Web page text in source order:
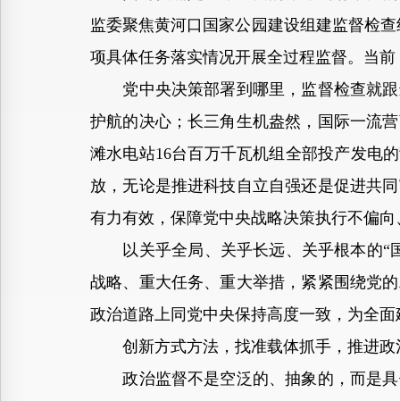
监委聚焦黄河口国家公园建设组建监督检
项具体任务落实情况开展全过程监督。当
党中央决策部署到哪里，监督检查就跟
护航的决心；长三角生机盎然，国际一流
滩水电站16台百万千瓦机组全部投产发电
放，无论是推进科技自立自强还是促进共
有力有效，保障党中央战略决策执行不偏
以关乎全局、关乎长远、关乎根本的“
战略、重大任务、重大举措，紧紧围绕党
政治道路上同党中央保持高度一致，为全
创新方式方法，找准载体抓手，推进政
政治监督不是空泛的、抽象的，而是具